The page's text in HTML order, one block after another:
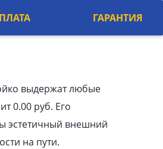
ГАРАНТИЯ
выдержат любые
0.00 pуб. Его
эстетичный внешний
на пути.